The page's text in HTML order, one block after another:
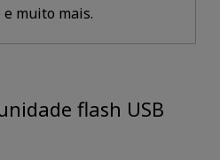
muito mais.
flash USB